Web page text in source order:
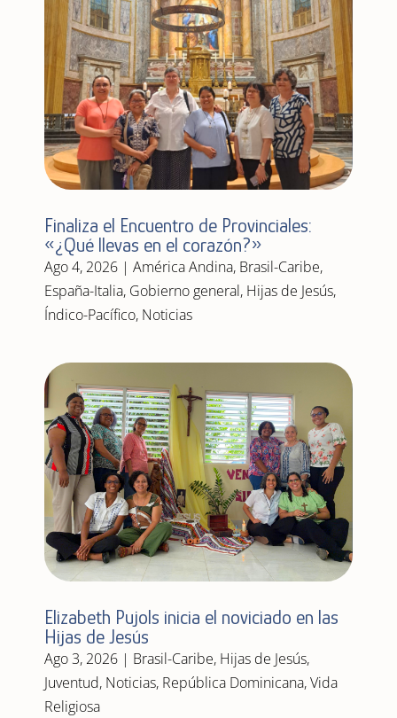
Finaliza el Encuentro de Provinciales:
«¿Qué llevas en el corazón?»
Ago 4, 2026| América Andina, Brasil-Caribe,
España-Italia, Gobierno general, Hijas de Jesús,
Índico-Pacífico, Noticias
Elizabeth Pujols inicia el noviciado en las
Hijas de Jesús
Ago 3, 2026| Brasil-Caribe, Hijas de Jesús,
Juventud, Noticias, República Dominicana,Vida
Religiosa